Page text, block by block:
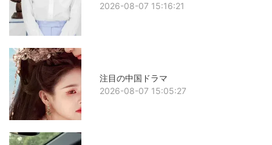
2026-08-07 15:16:21
注目の中国ドラマ
2026-08-07 15:05:27